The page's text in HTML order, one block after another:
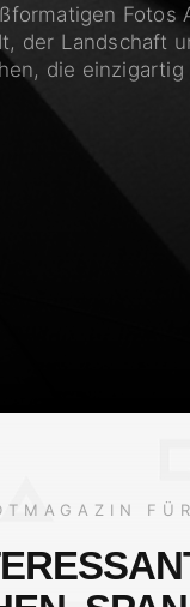
Fotos
der Landschaft
die einzigartig